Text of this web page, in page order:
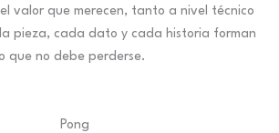
valor que merecen, tanto a nivel técnico
pieza, cada dato y cada historia forman
que no debe perderse.
Pong